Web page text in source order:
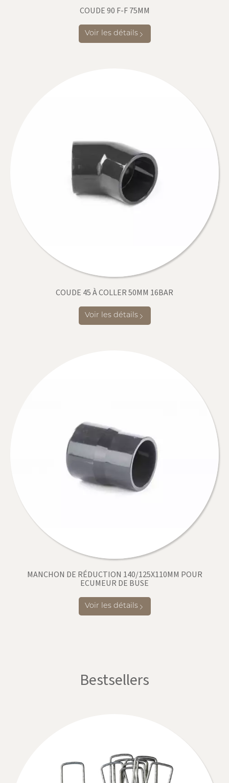
COUDE 90 F-F 75MM
Voir les détails
COUDE 45 À COLLER 50MM 16BAR
Voir les détails
MANCHON DE RÉDUCTION 140/125X110MM POUR
ECUMEUR DE BUSE
Voir les détails
Bestsellers